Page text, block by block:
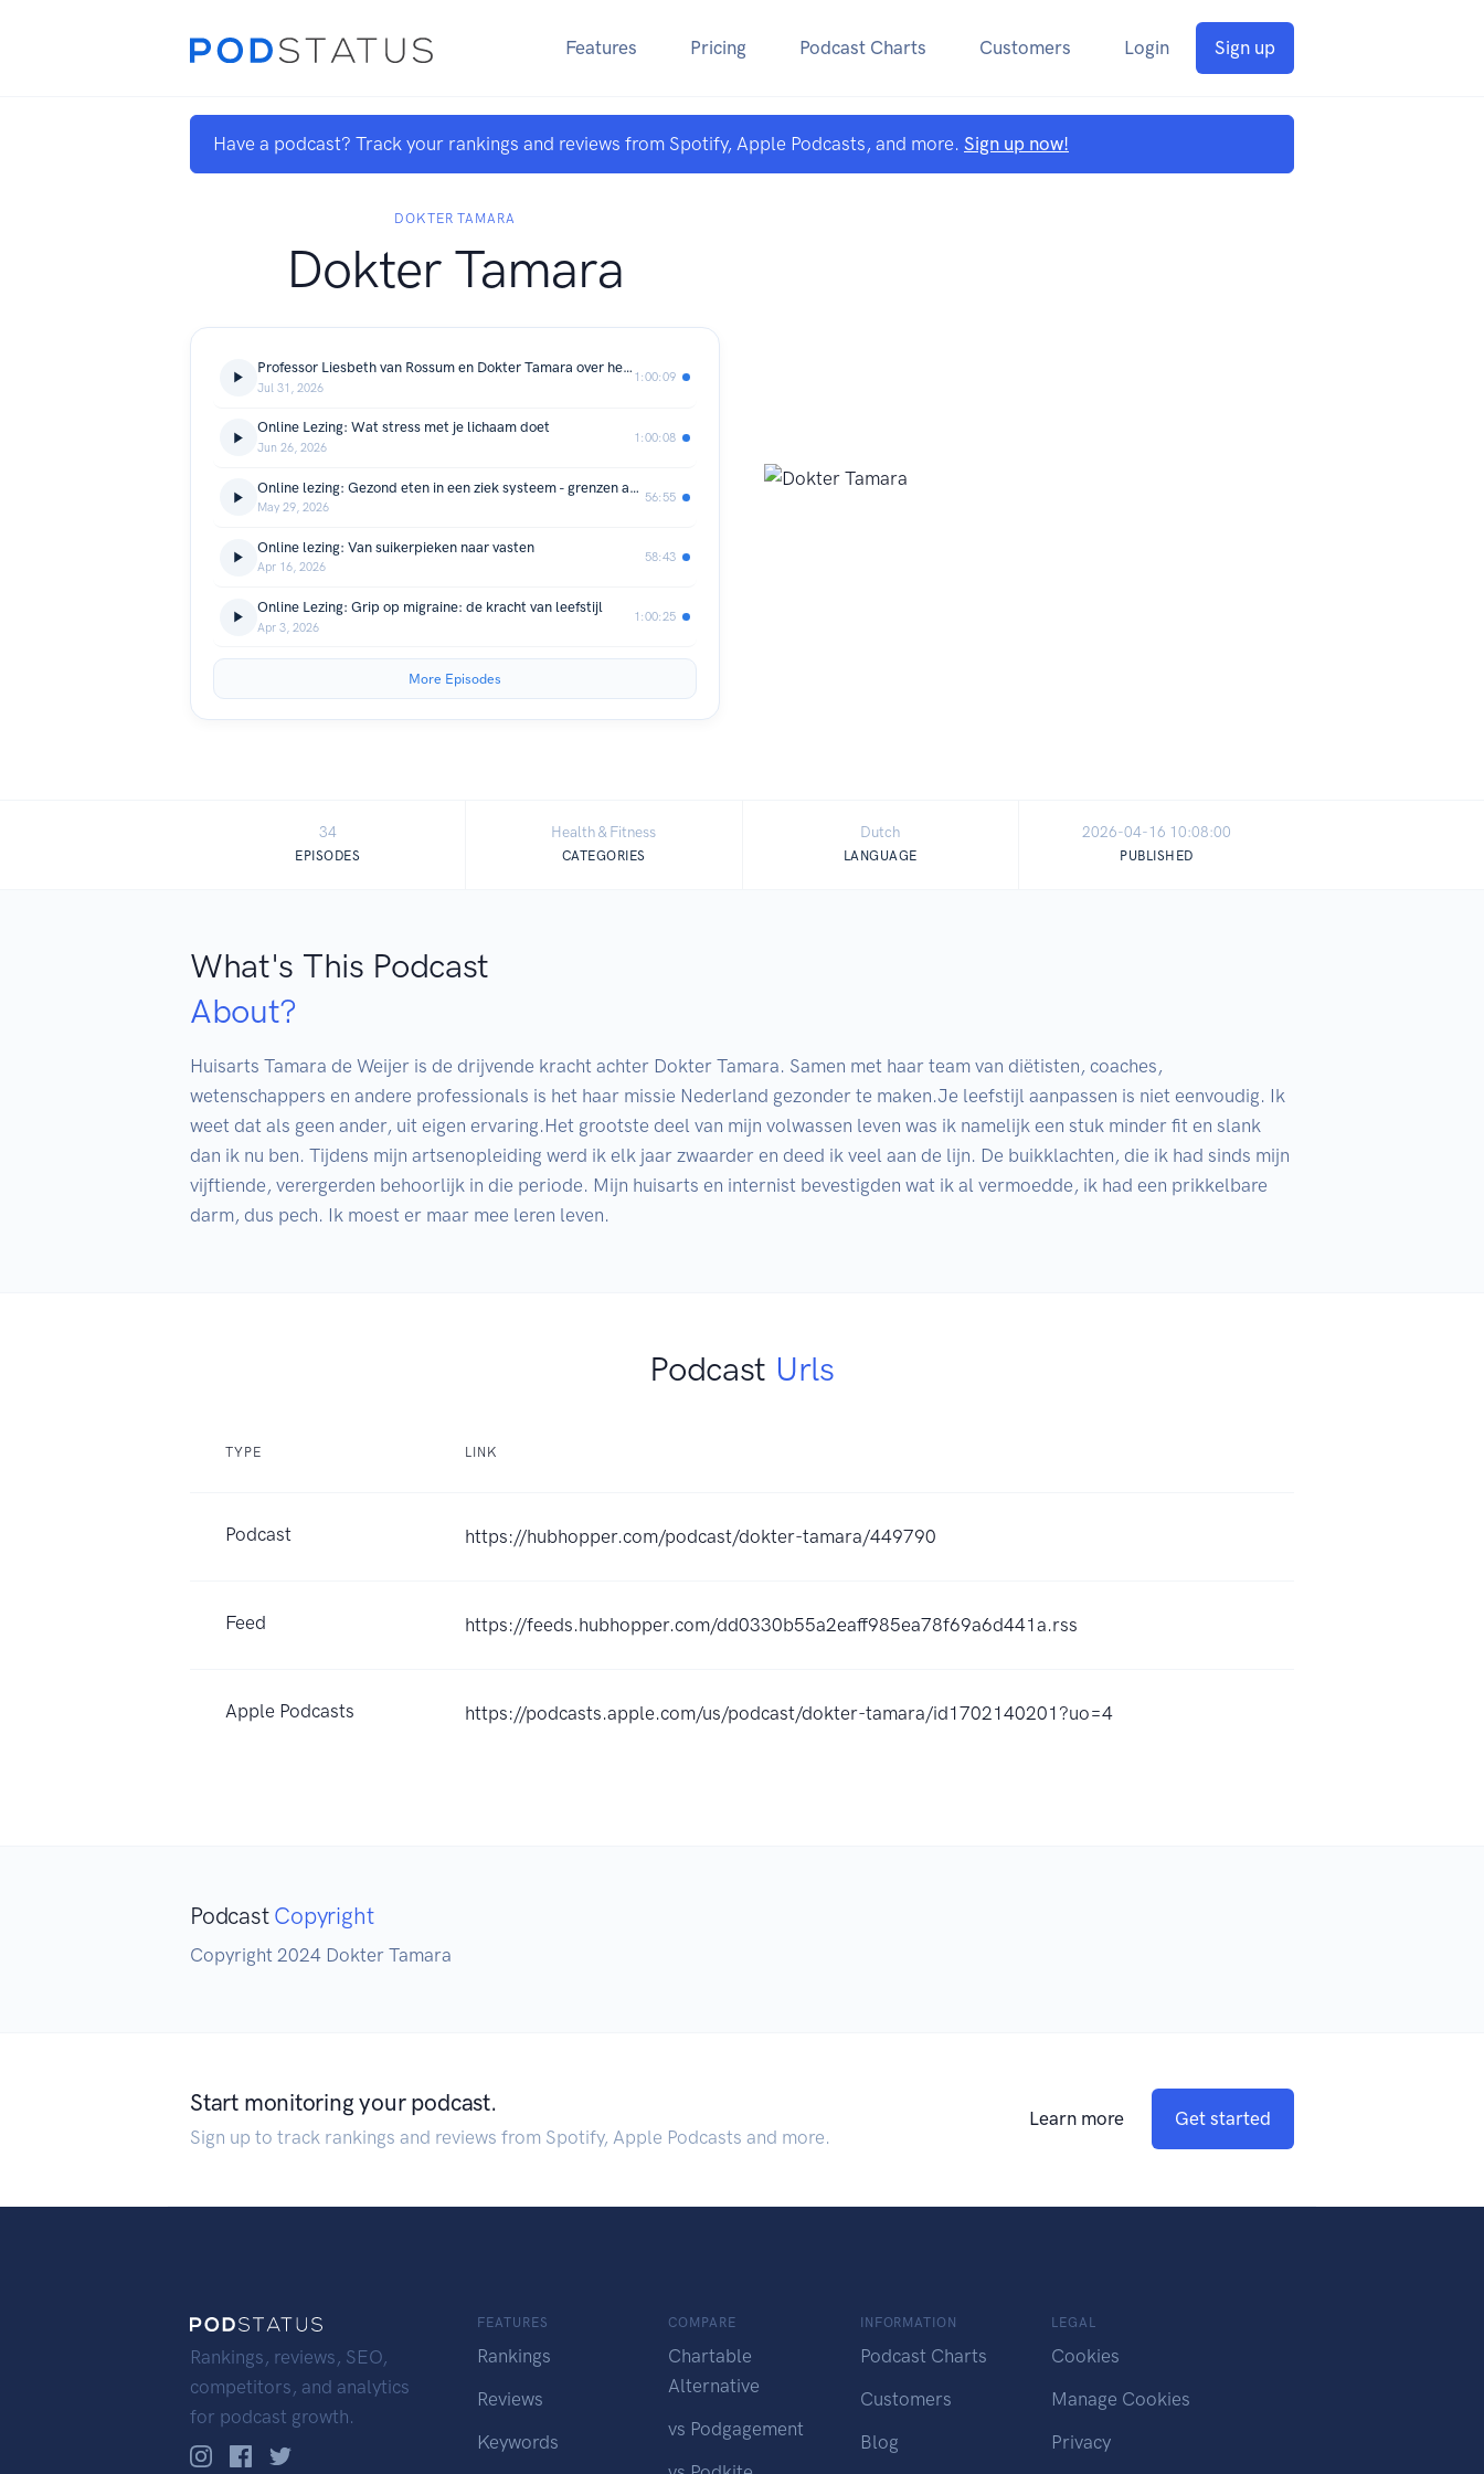
Features Pricing Podcast Charts Customers Login Sign up
Have a podcast? Track your rankings and reviews from Spotify, Apple Podcasts, and more. Sign up now!
DOKTER TAMARA
Dokter Tamara
Professor Liesbeth van Rossum en Dokter Tamara over het bereiken van een gezond gewicht
Jul 31, 2026
1:00:09
Online Lezing: Wat stress met je lichaam doet
Jun 26, 2026
1:00:08
Online lezing: Gezond eten in een ziek systeem - grenzen aan gulzigheid
May 29, 2026
56:55
Online lezing: Van suikerpieken naar vasten
Apr 16, 2026
58:43
Online Lezing: Grip op migraine: de kracht van leefstijl
Apr 3, 2026
1:00:25
More Episodes
34
EPISODES
Health & Fitness
CATEGORIES
Dutch
LANGUAGE
2026-04-16 10:08:00
PUBLISHED
What's This Podcast
About?
Huisarts Tamara de Weijer is de drijvende kracht achter Dokter Tamara. Samen met haar team van diëtisten, coaches,
wetenschappers en andere professionals is het haar missie Nederland gezonder te maken.Je leefstijl aanpassen is niet eenvoudig. Ik
weet dat als geen ander, uit eigen ervaring.Het grootste deel van mijn volwassen leven was ik namelijk een stuk minder fit en slank
dan ik nu ben. Tijdens mijn artsenopleiding werd ik elk jaar zwaarder en deed ik veel aan de lijn. De buikklachten, die ik had sinds mijn
vijftiende, verergerden behoorlijk in die periode. Mijn huisarts en internist bevestigden wat ik al vermoedde, ik had een prikkelbare
Podcast Urls
TYPE LINK
Podcast https://hubhopper.com/podcast/dokter-tamara/449790
Feed https://feeds.hubhopper.com/dd0330b55a2eaff985ea78f69a6d441a.rss
Apple Podcasts https://podcasts.apple.com/us/podcast/dokter-tamara/id1702140201?uo=4
Podcast Copyright
Copyright 2024 Dokter Tamara
Start monitoring your podcast.
Sign up to track rankings and reviews from Spotify, Apple Podcasts and more.
Learn more Get started
Rankings, reviews, SEO,
competitors, and analytics
for podcast growth.
FEATURES
Rankings
Reviews
Keywords
COMPARE
Chartable
Alternative
vs Podgagement
INFORMATION
Podcast Charts
Customers
Blog
LEGAL
Cookies
Manage Cookies
Privacy